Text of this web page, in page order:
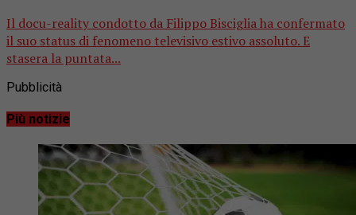
Il docu-reality condotto da Filippo Bisciglia ha confermato
il suo status di fenomeno televisivo estivo assoluto. E
stasera la puntata...
Pubblicità
Più notizie